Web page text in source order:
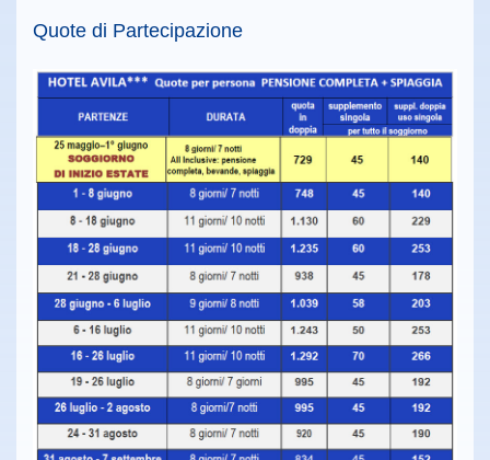
Quote di Partecipazione